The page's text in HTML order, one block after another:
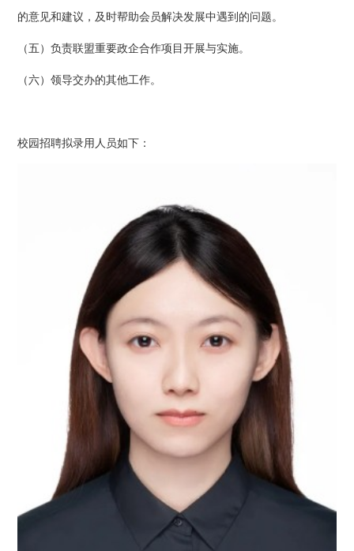
的意见和建议，及时帮助会员解决发展中遇到的问题。
（五）负责联盟重要政企合作项目开展与实施。
（六）领导交办的其他工作。
校园招聘拟录用人员如下：